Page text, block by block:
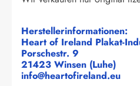
Herstellerinformationen:
Heart of Ireland Plakat-
Porschestr. 9
21423 Winsen (Luhe)
info@heartofireland.eu